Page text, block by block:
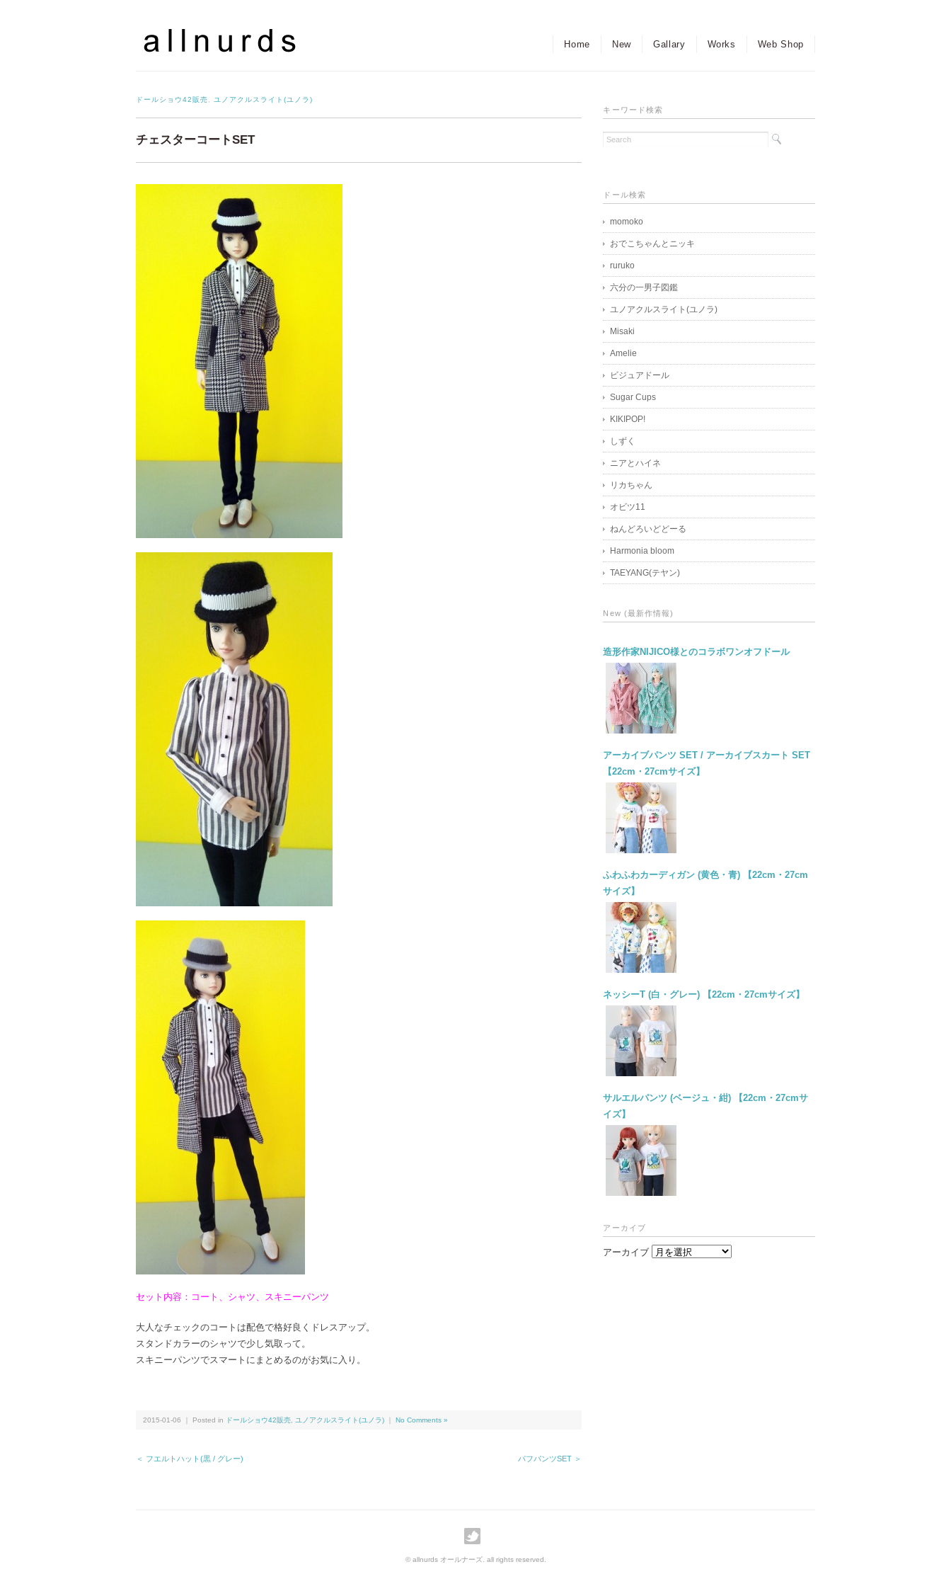
Home New Gallary Works Web Shop
ドールショウ42販売 ユノアクルスライト(ユノラ)
チェスターコートSET
セット内容：コート、シャツ、スキニーパンツ
大人なチェックのコートは配色で格好良くドレスアップ。
スタンドカラーのシャツで少し気取って。
スキニーパンツでスマートにまとめるのがお気に入り。
2015-01-06 ｜ Posted in ドールショウ42販売 ユノアクルスライト(ユノラ) No Comments »
＜ フエルトハット(黒 / グレー) パフパンツSET ＞
キーワード検索
ドール検索
momoko
おでこちゃんとニッキ
ruruko
六分の一男子図鑑
ユノアクルスライト(ユノラ)
Misaki
Amelie
ビジュアドール
Sugar Cups
KIKIPOP!
しずく
ニアとハイネ
リカちゃん
オビツ11
ねんどろいどどーる
Harmonia bloom
TAEYANG(テヤン)
New (最新作情報)
造形作家NIJICO様とのコラボワンオフドール
アーカイブパンツ SET / アーカイブスカート SET
【22cm・27cmサイズ】
ふわふわカーディガン (黄色・青) 【22cm・27cm
サイズ】
ネッシーT (白・グレー) 【22cm・27cmサイズ】
サルエルパンツ (ベージュ・紺) 【22cm・27cmサ
イズ】
アーカイブ
アーカイブ
© allnurds オールナーズ. all rights reserved.